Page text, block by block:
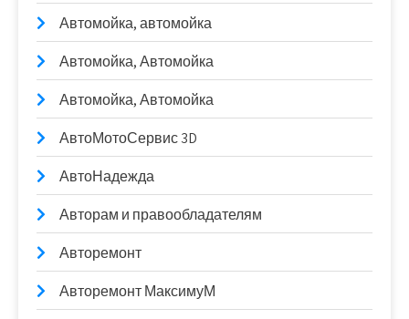
Автомойка, автомойка
Автомойка, Автомойка
Автомойка, Автомойка
АвтоМотоСервис 3D
АвтоНадежда
Авторам и правообладателям
Авторемонт
Авторемонт МаксимуМ